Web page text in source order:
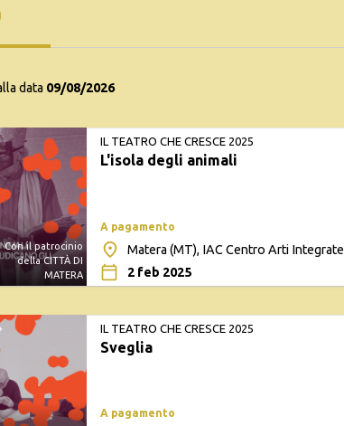
data 09/08/2026
Con il patrocinio
della CITTÀ DI
MATERA
IL TEATRO CHE CRESCE 2025
L'isola degli animali
A pagamento
Matera (MT), IAC Centro Arti Integrate
2 feb 2025
IL TEATRO CHE CRESCE 2025
Sveglia
A pagamento